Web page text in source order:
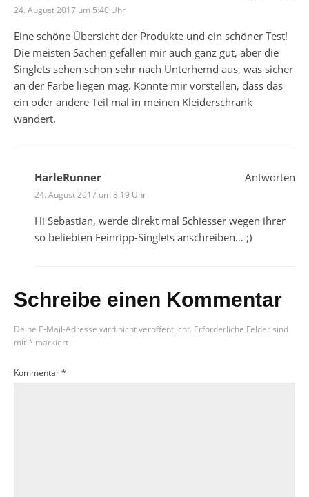
24. August 2017 um 5:40 Uhr
Eine schöne Übersicht der Produkte und ein schöner Test!
Die meisten Sachen gefallen mir auch ganz gut, aber die
Singlets sehen schon sehr nach Unterhemd aus, was sicher
an der Farbe liegen mag. Könnte mir vorstellen, dass das
ein oder andere Teil mal in meinen Kleiderschrank
wandert.
HarleRunner
24. August 2017 um 8:19 Uhr
Hi Sebastian, werde direkt mal Schiesser wegen ihrer
so beliebten Feinripp-Singlets anschreiben… ;)
Antworten
Schreibe einen Kommentar
Deine E-Mail-Adresse wird nicht veröffentlicht. Erforderliche Felder sind
mit* markiert
Kommentar*